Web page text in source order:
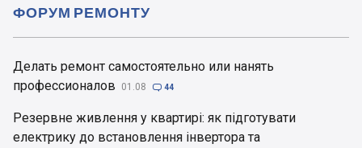
Делать ремонт самостоятельно или нанять
профессионалов
01.08  44
Резервне живлення у квартирі: як підготувати
електрику до встановлення інвертора та
ФОРУМ РЕМОНТУ